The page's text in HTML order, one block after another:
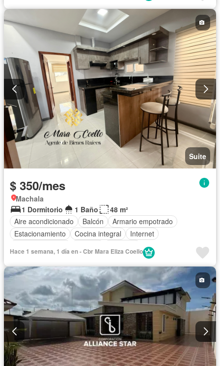
Suite
$ 350/mes
Machala
1 Dormitorio
1 Baño
48 m²
Aire acondicionado
Balcón
Armario empotrado
Estacionamiento
Cocina integral
Internet
Completamente amoblado
Hace 1 semana, 1 día en - Cbr Mara Eliza Coello